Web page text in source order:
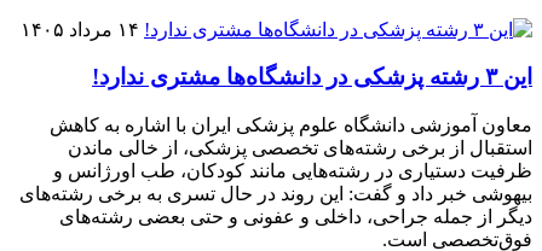
۱۴ مرداد ۱۴۰۵
این ۳ رشته پزشکی در دانشگاه‌ها مشتری ندارد!
معاون آموزشی دانشگاه علوم پزشکی ایران با اشاره به کاهش
استقبال از برخی رشته‌های تخصصی پزشکی، از خالی ماندن
ظرفیت دستیاری در رشته‌هایی مانند کودکان، طب اورژانس و
بیهوشی خبر داد و گفت: این روند در حال تسری به برخی رشته‌های
دیگر از جمله جراحی، داخلی و عفونی و حتی بعضی رشته‌های
فوق‌تخصصی است.